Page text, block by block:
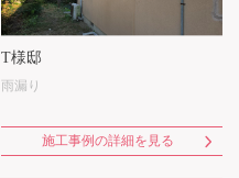
T様邸
雨漏り
施工事例の詳細を見る